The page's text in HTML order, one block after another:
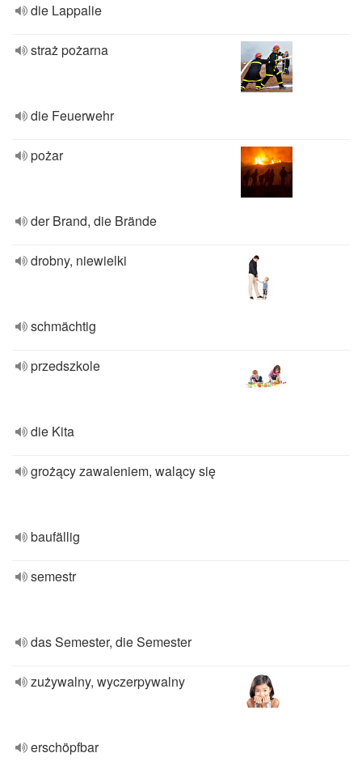
die Lappalie
straż pożarna
die Feuerwehr
pożar
der Brand, die Brände
drobny, niewielki
schmächtig
przedszkole
die Kita
grożący zawaleniem, walący się
baufällig
semestr
das Semester, die Semester
zużywalny, wyczerpywalny
erschöpfbar